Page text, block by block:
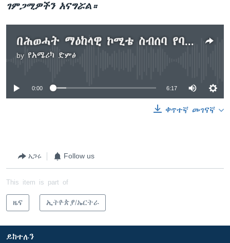
ገምጋሚዎችን አናግሯል።
በሕወሓት ማዕከላዊ ኮሚቴ ስብሰባ የባለሥልጣናት መነሳትና ማስጠንቀቂያ ላይ ውይይት
by የአሜሪካ ድምፅ
No media source currently available
0:00 6:17
ቀጥተኛ መገናኛ
አጋሩ Follow us
This item is part of
ዜና ኢትዮጵያ/ኤርትራ
ይከተሉን